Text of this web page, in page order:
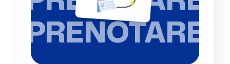
PRENOTARE